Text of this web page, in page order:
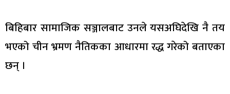
बिहिबार सामाजिक सञ्जालबाट उनले यसअघिदेखि नै तय
भएको चीन भ्रमण नैतिकका आधारमा रद्ध गरेको बताएका
छन् ।